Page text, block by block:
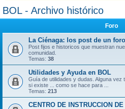
BOL - Archivo histórico
Foro
La Ciénaga: los post de un
Post fijos e historicos que muestran
comunidad.
Temas: 38
Utilidades y Ayuda en BOL
Guía de utilidades y dudas. Alguna
si existe ... como se hace para ...
Temas: 213
CENTRO DE INSTRUCCION DE